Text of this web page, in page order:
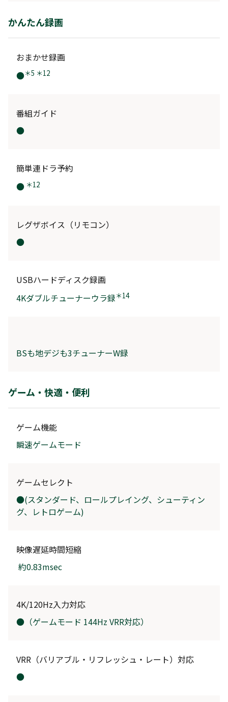
かんたん録画
おまかせ録画
●＊5 ＊12
番組ガイド
●
簡単連ドラ予約
● ＊12
レグザボイス（リモコン）
●
USBハードディスク録画
4Kダブルチューナーウラ録＊14
BSも地デジも3チューナーW録
ゲーム・快適・便利
ゲーム機能
瞬速ゲームモード
ゲームセレクト
●(スタンダード、ロールプレイング、シューティン
グ、 レトロゲーム)
映像遅延時間短縮
約0.83msec
4K/120Hz入力対応
●（ゲームモード 144Hz VRR対応）
VRR（バリアブル・リフレッシュ・レート）対応
●